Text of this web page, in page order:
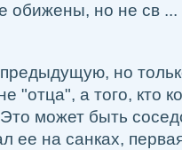
обижены, но не св ...
но
"отца", а того, кто
может быть
ее на санках,